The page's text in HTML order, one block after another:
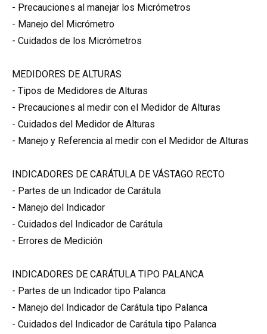
- Precauciones al manejar los Micrómetros
- Manejo del Micrómetro
- Cuidados de los Micrómetros
MEDIDORES DE ALTURAS
- Tipos de Medidores de Alturas
- Precauciones al medir con el Medidor de Alturas
- Cuidados del Medidor de Alturas
- Manejo y Referencia al medir con el Medidor de Alturas
INDICADORES DE CARÁTULA DE VÁSTAGO RECTO
- Partes de un Indicador de Carátula
- Manejo del Indicador
- Cuidados del Indicador de Carátula
- Errores de Medición
INDICADORES DE CARÁTULA TIPO PALANCA
- Partes de un Indicador tipo Palanca
- Manejo del Indicador de Carátula tipo Palanca
- Cuidados del Indicador de Carátula tipo Palanca